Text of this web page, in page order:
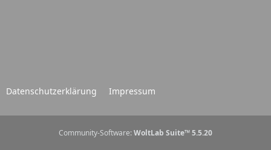
Datenschutzerklärung Impressum
Community-Software: WoltLab Suite™ 5.5.20